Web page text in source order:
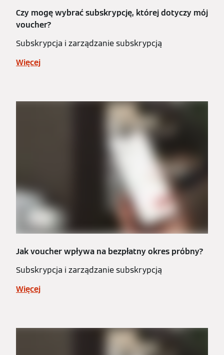
Czy mogę wybrać subskrypcję, której dotyczy mój
voucher?
Subskrypcja i zarządzanie subskrypcją
Więcej
Jak voucher wpływa na bezpłatny okres próbny?
Subskrypcja i zarządzanie subskrypcją
Więcej